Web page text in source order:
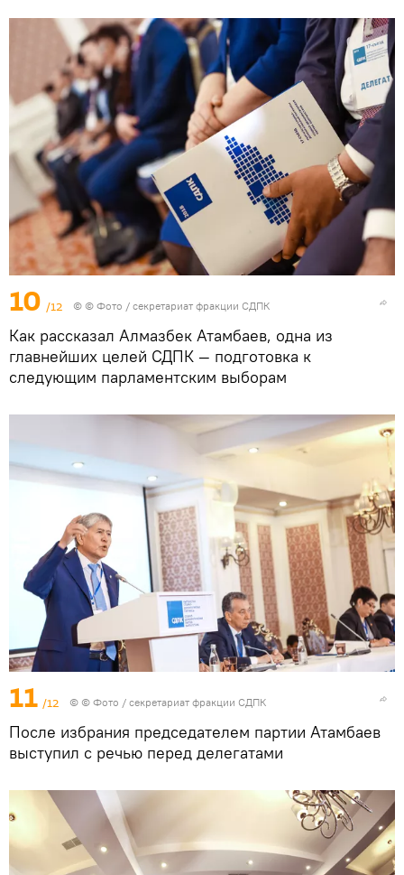
10 /12 © © Фото / секретариат фракции СДПК
Как рассказал Алмазбек Атамбаев, одна из
главнейших целей СДПК — подготовка к
следующим парламентским выборам
11 /12 © © Фото / секретариат фракции СДПК
После избрания председателем партии Атамбаев
выступил с речью перед делегатами